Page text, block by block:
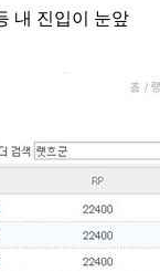
내 진입이 눈앞